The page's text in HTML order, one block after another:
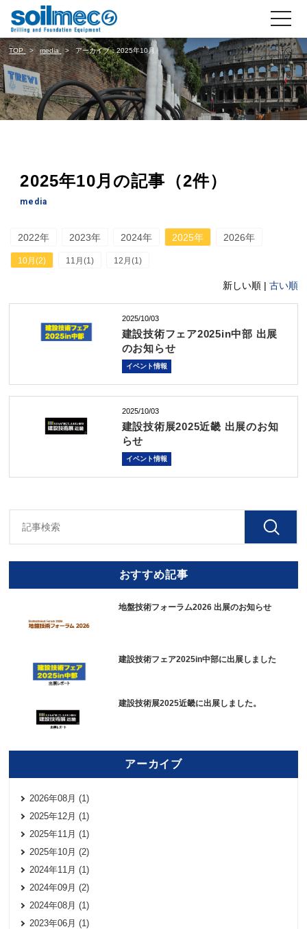
toggle
TOP media アーカイブ：2025年10月
2025年10月の記事（2件）
media
2022年 2023年 2024年 2025年 2026年
10月(2) 11月(1) 12月(1)
新しい順 | 古い順
2025/10/03
建設技術フェア2025in中部 出展
のお知らせ
イベント情報
2025/10/03
建設技術展2025近畿 出展のお知
らせ
イベント情報
おすすめ記事
地盤技術フォーラム2026 出展のお知らせ
建設技術フェア2025in中部に出展しました
建設技術展2025近畿に出展しました。
アーカイブ
2026年08月 (1)
2025年12月 (1)
2025年11月 (1)
2025年10月 (2)
2024年11月 (1)
2024年09月 (2)
2024年08月 (1)
2023年06月 (1)